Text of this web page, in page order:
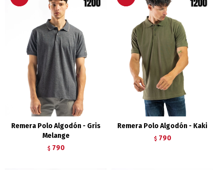
Remera Polo Algodón - Gris
Melange
$ 790
Remera Polo Algodón - Kaki
$ 790